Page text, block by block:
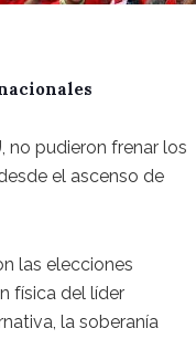
no pudieron frenar los
el ascenso de
las elecciones
física del líder
la soberanía